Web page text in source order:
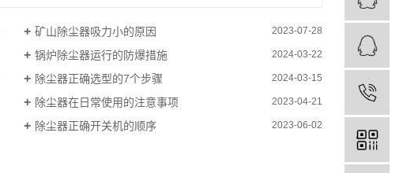
矿山除尘器吸力小的原因 2023-07-28
锅炉除尘器运行的防爆措施 2024-03-22
除尘器正确选型的7个步骤 2024-03-15
除尘器在日常使用的注意事项 2023-04-21
除尘器正确开关机的顺序 2023-06-02